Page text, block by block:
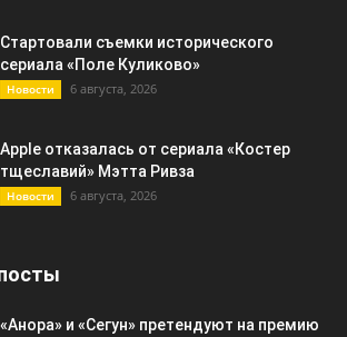
Стартовали съемки исторического
сериала «Поле Куликово»
Новости 6 августа, 2026
Apple отказалась от сериала «Костер
тщеславий» Мэтта Ривза
Новости 6 августа, 2026
«Анора» и «Сегун» претендуют на премию